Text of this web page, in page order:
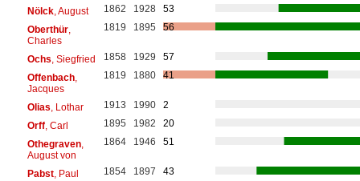
Nölck, August 1862 1928
53
Oberthür,
Charles
1819 1895 56
Ochs, Siegfried 1858 1929
57
Offenbach,
Jacques
1819 1880 41
Olias, Lothar 1913 1990
2
Orff, Carl 1895 1982
20
Othegraven,
August von
1864 1946 51
Pabst, Paul 1854 1897
43